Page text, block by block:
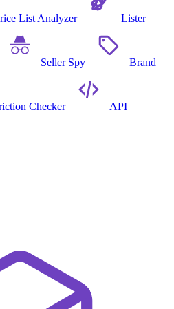
List Analyzer Lister
Seller Spy Brand
Checker
API